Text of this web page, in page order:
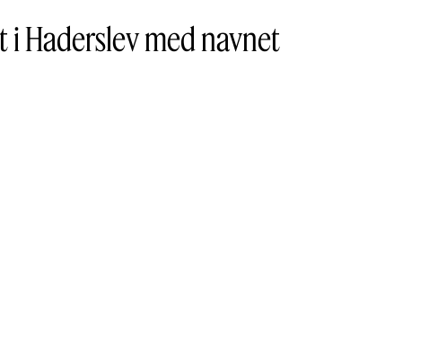
Haderslev med navnet